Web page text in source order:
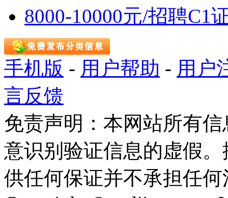
8000-10000元/招聘C1
手机版 - 用户帮助 - 用户
言反馈
免责声明：本网站所有
意识别验证信息的虚假
供任何保证并不承担任